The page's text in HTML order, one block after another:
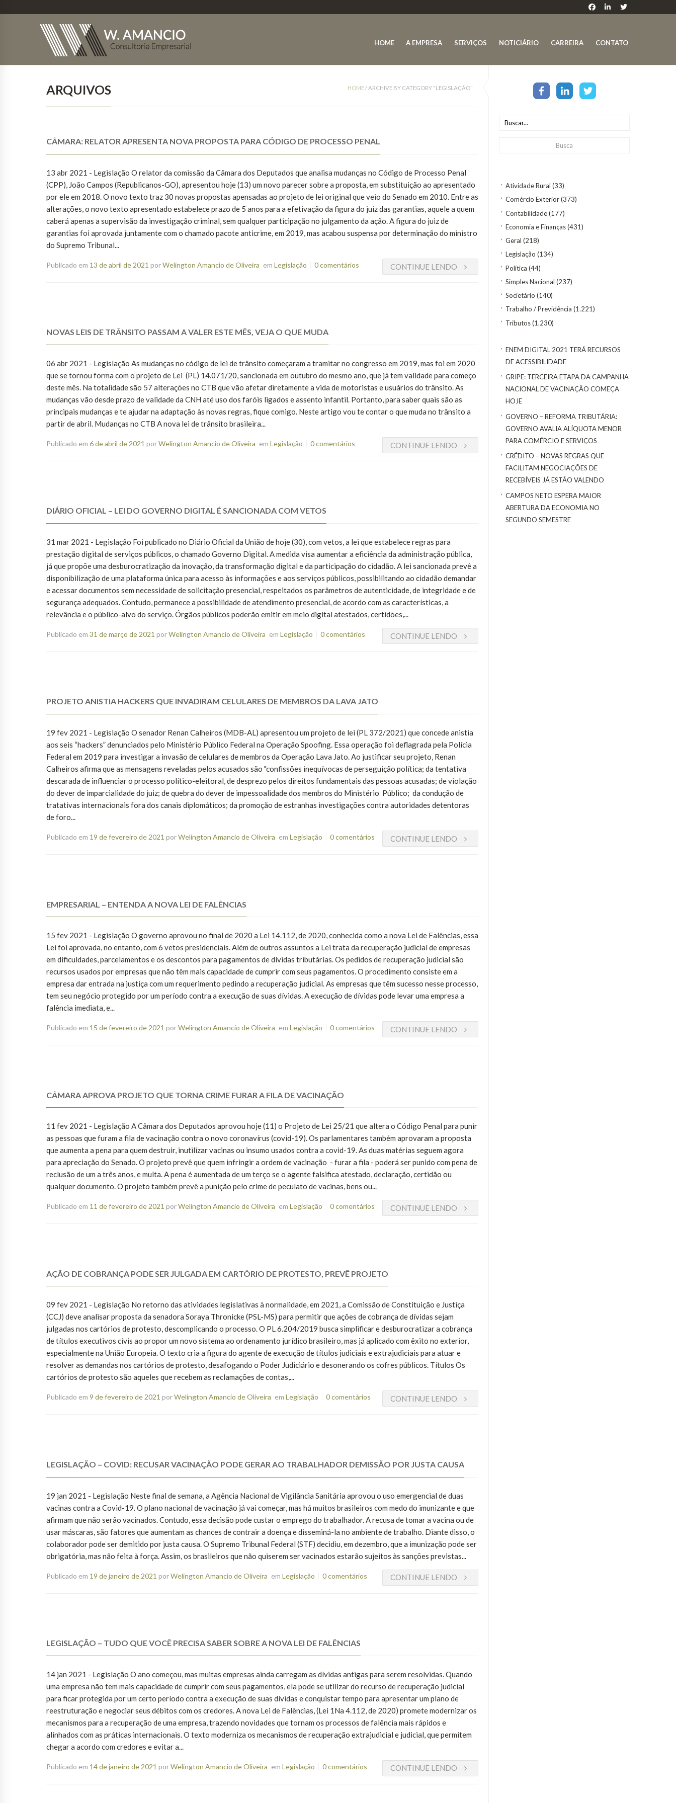
HOME A EMPRESA SERVIÇOS NOTICIÁRIO CARREIRA CONTATO
Atividade Rural (33)
Comércio Exterior(373)
Contabilidade(177)
Economia e Finanças(431)
Geral (218)
Legislação (134)
Política (44)
Simples Nacional (237)
Societário (140)
Trabalho / Previdência (1.221)
Tributos(1.230)
ENEM DIGITAL 2021 TERÁ RECURSOS
DE ACESSIBILIDADE
GRIPE: TERCEIRA ETAPA DA CAMPANHA
NACIONAL DE VACINAÇÃO COMEÇA
HOJE
GOVERNO – REFORMA TRIBUTÁRIA:
GOVERNO AVALIA ALÍQUOTA MENOR
PARA COMÉRCIO E SERVIÇOS
CRÉDITO – NOVAS REGRAS QUE
FACILITAM NEGOCIAÇÕES DE
RECEBÍVEIS JÁ ESTÃO VALENDO
CAMPOS NETO ESPERA MAIOR
ABERTURA DA ECONOMIA NO
SEGUNDO SEMESTRE
HOME/ARCHIVE BY CATEGORY "LEGISLAÇÃO"
ARQUIVOS
CÂMARA: RELATOR APRESENTA NOVA PROPOSTA PARA CÓDIGO DE PROCESSO PENAL
13 abr 2021 - Legislação O relator da comissão da Câmara dos Deputados que analisa mudanças no Código de Processo Penal
(CPP), João Campos (Republicanos-GO), apresentou hoje (13) um novo parecer sobre a proposta, em substituição ao apresentado
por ele em 2018. O novo texto traz 30 novas propostas apensadas ao projeto de lei original que veio do Senado em 2010. Entre as
alterações, o novo texto apresentado estabelece prazo de 5 anos para a efetivação da figura do juiz das garantias, aquele a quem
caberá apenas a supervisão da investigação criminal, sem qualquer participação no julgamento da ação. A figura do juiz de
garantias foi aprovada juntamente com o chamado pacote anticrime, em 2019, mas acabou suspensa por determinação do ministro
do Supremo Tribunal...
Publicado em 13 de abril de 2021 porWelington Amancio de Oliveira em Legislação 0 comentários CONTINUE LENDO
NOVAS LEIS DE TRÂNSITO PASSAM A VALER ESTE MÊS, VEJA O QUE MUDA
06 abr 2021 - Legislação As mudanças no código de lei de trânsito começaram a tramitar no congresso em 2019, mas foi em 2020
que se tornou forma com o projeto de Lei (PL) 14.071/20, sancionada em outubro do mesmo ano, que já tem validade para começo
deste mês. Na totalidade são 57 alterações no CTB que vão afetar diretamente a vida de motoristas e usuários do trânsito. As
mudanças vão desde prazo de validade da CNH até uso dos faróis ligados e assento infantil. Portanto, para saber quais são as
principais mudanças e te ajudar na adaptação às novas regras, fique comigo. Neste artigo vou te contar o que muda no trânsito a
partir de abril. Mudanças no CTB A nova lei de trânsito brasileira...
Publicado em 6 de abril de 2021 porWelington Amancio de Oliveira em Legislação 0 comentários CONTINUE LENDO
DIÁRIO OFICIAL – LEI DO GOVERNO DIGITAL É SANCIONADA COM VETOS
31 mar 2021 - Legislação Foi publicado no Diário Oficial da União de hoje (30), com vetos, a lei que estabelece regras para
prestação digital de serviços públicos, o chamado Governo Digital. A medida visa aumentar a eficiência da administração pública,
já que propõe uma desburocratização da inovação, da transformação digital e da participação do cidadão. A lei sancionada prevê a
disponibilização de uma plataforma única para acesso às informações e aos serviços públicos, possibilitando ao cidadão demandar
e acessar documentos sem necessidade de solicitação presencial, respeitados os parâmetros de autenticidade, de integridade e de
segurança adequados. Contudo, permanece a possibilidade de atendimento presencial, de acordo com as características, a
relevância e o público-alvo do serviço. Órgãos públicos poderão emitir em meio digital atestados, certidões,...
Publicado em 31 de março de 2021 porWelington Amancio de Oliveira em Legislação 0 comentários CONTINUE LENDO
PROJETO ANISTIA HACKERS QUE INVADIRAM CELULARES DE MEMBROS DA LAVA JATO
19 fev 2021 - Legislação O senador Renan Calheiros (MDB-AL) apresentou um projeto de lei (PL 372/2021) que concede anistia
aos seis “hackers” denunciados pelo Ministério Público Federal na Operação Spoofing. Essa operação foi deflagrada pela Polícia
Federal em 2019 para investigar a invasão de celulares de membros da Operação Lava Jato. Ao justificar seu projeto, Renan
Calheiros afirma que as mensagens reveladas pelos acusados são "confissões inequívocas de perseguição política; da tentativa
descarada de influenciar o processo político-eleitoral, de desprezo pelos direitos fundamentais das pessoas acusadas; de violação
do dever de imparcialidade do juiz; de quebra do dever de impessoalidade dos membros do Ministério Público; da condução de
tratativas internacionais fora dos canais diplomáticos; da promoção de estranhas investigações contra autoridades detentoras
de foro...
Publicado em 19 de fevereiro de 2021 porWelington Amancio de Oliveira em Legislação 0 comentários CONTINUE LENDO
EMPRESARIAL – ENTENDA A NOVA LEI DE FALÊNCIAS
15 fev 2021 - Legislação O governo aprovou no final de 2020 a Lei 14.112, de 2020, conhecida como a nova Lei de Falências, essa
Lei foi aprovada, no entanto, com 6 vetos presidenciais. Além de outros assuntos a Lei trata da recuperação judicial de empresas
em dificuldades, parcelamentos e os descontos para pagamentos de dívidas tributárias. Os pedidos de recuperação judicial são
recursos usados por empresas que não têm mais capacidade de cumprir com seus pagamentos. O procedimento consiste em a
empresa dar entrada na justiça com um requerimento pedindo a recuperação judicial. As empresas que têm sucesso nesse processo,
tem seu negócio protegido por um período contra a execução de suas dívidas. A execução de dívidas pode levar uma empresa a
falência imediata, e...
Publicado em 15 de fevereiro de 2021 porWelington Amancio de Oliveira em Legislação 0 comentários CONTINUE LENDO
CÂMARA APROVA PROJETO QUE TORNA CRIME FURAR A FILA DE VACINAÇÃO
11 fev 2021 - Legislação A Câmara dos Deputados aprovou hoje (11) o Projeto de Lei 25/21 que altera o Código Penal para punir
as pessoas que furam a fila de vacinação contra o novo coronavírus (covid-19). Os parlamentares também aprovaram a proposta
que aumenta a pena para quem destruir, inutilizar vacinas ou insumo usados contra a covid-19. As duas matérias seguem agora
para apreciação do Senado. O projeto prevê que quem infringir a ordem de vacinação - furar a fila - poderá ser punido com pena de
reclusão de um a três anos, e multa. A pena é aumentada de um terço se o agente falsifica atestado, declaração, certidão ou
qualquer documento. O projeto também prevê a punição pelo crime de peculato de vacinas, bens ou...
Publicado em 11 de fevereiro de 2021 porWelington Amancio de Oliveira em Legislação 0 comentários CONTINUE LENDO
AÇÃO DE COBRANÇA PODE SER JULGADA EM CARTÓRIO DE PROTESTO, PREVÊ PROJETO
09 fev 2021 - Legislação No retorno das atividades legislativas à normalidade, em 2021, a Comissão de Constituição e Justiça
(CCJ) deve analisar proposta da senadora Soraya Thronicke (PSL-MS) para permitir que ações de cobrança de dívidas sejam
julgadas nos cartórios de protesto, descomplicando o processo. O PL 6.204/2019 busca simplificar e desburocratizar a cobrança
de títulos executivos civis ao propor um novo sistema ao ordenamento jurídico brasileiro, mas já aplicado com êxito no exterior,
especialmente na União Europeia. O texto cria a figura do agente de execução de títulos judiciais e extrajudiciais para atuar e
resolver as demandas nos cartórios de protesto, desafogando o Poder Judiciário e desonerando os cofres públicos. Títulos Os
cartórios de protesto são aqueles que recebem as reclamações de contas,...
Publicado em 9 de fevereiro de 2021 porWelington Amancio de Oliveira em Legislação 0 comentários CONTINUE LENDO
LEGISLAÇÃO – COVID: RECUSAR VACINAÇÃO PODE GERAR AO TRABALHADOR DEMISSÃO POR JUSTA CAUSA
19 jan 2021 - Legislação Neste final de semana, a Agência Nacional de Vigilância Sanitária aprovou o uso emergencial de duas
vacinas contra a Covid-19. O plano nacional de vacinação já vai começar, mas há muitos brasileiros com medo do imunizante e que
afirmam que não serão vacinados. Contudo, essa decisão pode custar o emprego do trabalhador. A recusa de tomar a vacina ou de
usar máscaras, são fatores que aumentam as chances de contrair a doença e disseminá-la no ambiente de trabalho. Diante disso, o
colaborador pode ser demitido por justa causa. O Supremo Tribunal Federal (STF) decidiu, em dezembro, que a imunização pode ser
obrigatória, mas não feita à força. Assim, os brasileiros que não quiserem ser vacinados estarão sujeitos às sanções previstas...
Publicado em 19 de janeiro de 2021 porWelington Amancio de Oliveira em Legislação 0 comentários CONTINUE LENDO
LEGISLAÇÃO – TUDO QUE VOCÊ PRECISA SABER SOBRE A NOVA LEI DE FALÊNCIAS
14 jan 2021 - Legislação O ano começou, mas muitas empresas ainda carregam as dívidas antigas para serem resolvidas. Quando
uma empresa não tem mais capacidade de cumprir com seus pagamentos, ela pode se utilizar do recurso de recuperação judicial
para ficar protegida por um certo período contra a execução de suas dívidas e conquistar tempo para apresentar um plano de
reestruturação e negociar seus débitos com os credores. A nova Lei de Falências, (Lei 1Na 4.112, de 2020) promete modernizar os
mecanismos para a recuperação de uma empresa, trazendo novidades que tornam os processos de falência mais rápidos e
alinhados com as práticas internacionais. O texto moderniza os mecanismos de recuperação extrajudicial e judicial, que permitem
chegar a acordo com credores e evitar a...
Publicado em 14 de janeiro de 2021 porWelington Amancio de Oliveira em Legislação 0 comentários CONTINUE LENDO